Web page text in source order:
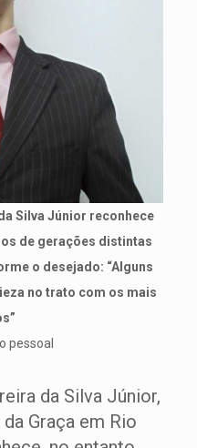
Silva Júnior reconhece
de gerações distintas
o desejado: “Alguns
no trato com os mais
pessoal
da Silva Júnior,
Graça em Rio